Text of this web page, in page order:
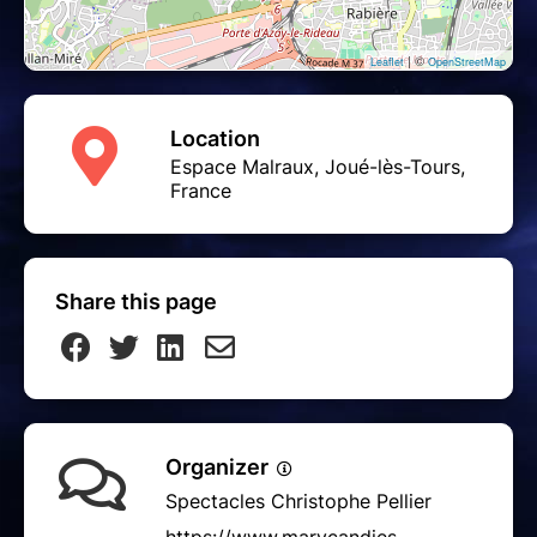
Leaflet| ©OpenStreetMap
Location
Espace Malraux, Joué-lès-Tours,
France
Share this page
Organizer
Spectacles Christophe Pellier